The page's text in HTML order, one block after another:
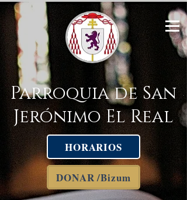
Parroquia de San
Jerónimo El Real
HORARIOS
DONAR /Bizum